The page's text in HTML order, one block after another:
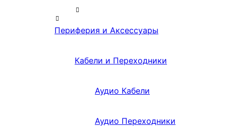
Периферия и Аксессуары
Кабели и Переходники
Аудио Кабели
Аудио Переходники